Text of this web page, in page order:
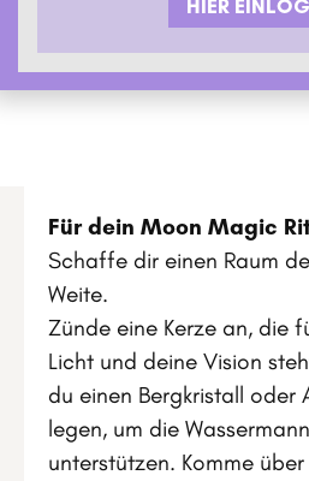
HIER
Für dein Moon Magic
Schaffe dir einen Raum
Weite.
Zünde eine Kerze an, die
Licht und deine Vision
du einen Bergkristall oder
legen, um die
unterstützen. Komme